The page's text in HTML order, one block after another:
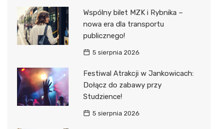
Wspólny bilet MZK i Rybnika –
nowa era dla transportu
publicznego!
5 sierpnia 2026
Festiwal Atrakcji w Jankowicach:
Dołącz do zabawy przy
Studzience!
5 sierpnia 2026